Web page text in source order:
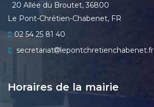
20 Allée du Broutet, 36800
Le Pont-Chrétien-Chabenet, FR
02 54 25 81 40
secretariat
lepontchretienchabenet.fr
Horaires de la mairie